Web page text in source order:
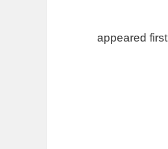
appeared first